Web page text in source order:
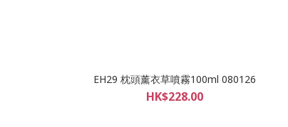
EH29 枕頭薰衣草噴霧100ml 080126
HK$228.00